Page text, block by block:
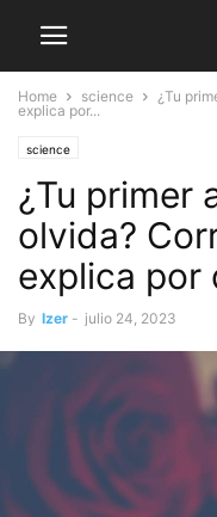
Home science
¿Tu
explica por...
science
¿Tu primer
olvida?
explica por
By Izer - julio 24, 2023